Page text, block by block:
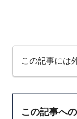
この記事には
この記事へ